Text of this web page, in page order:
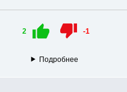
2 -1
Подробнее